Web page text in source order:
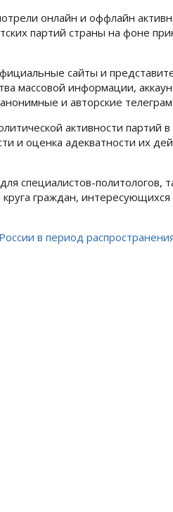
онлайн и оффлайн
партий страны на фоне
сайты и
массовой информации,
и авторские
активности партий
и оценка адекватности их
специалистов-политологов,
граждан, интересующихся
в период